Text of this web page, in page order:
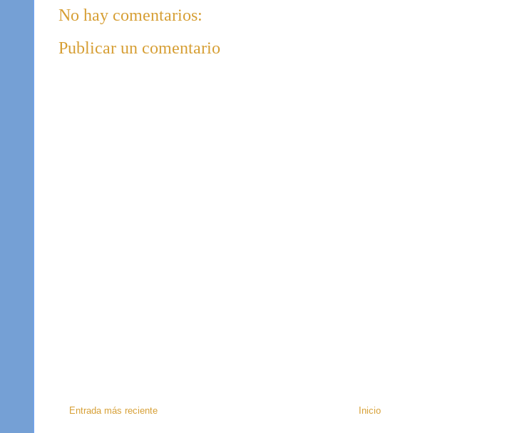
No hay comentarios:
Publicar un comentario
Entrada más reciente Inicio